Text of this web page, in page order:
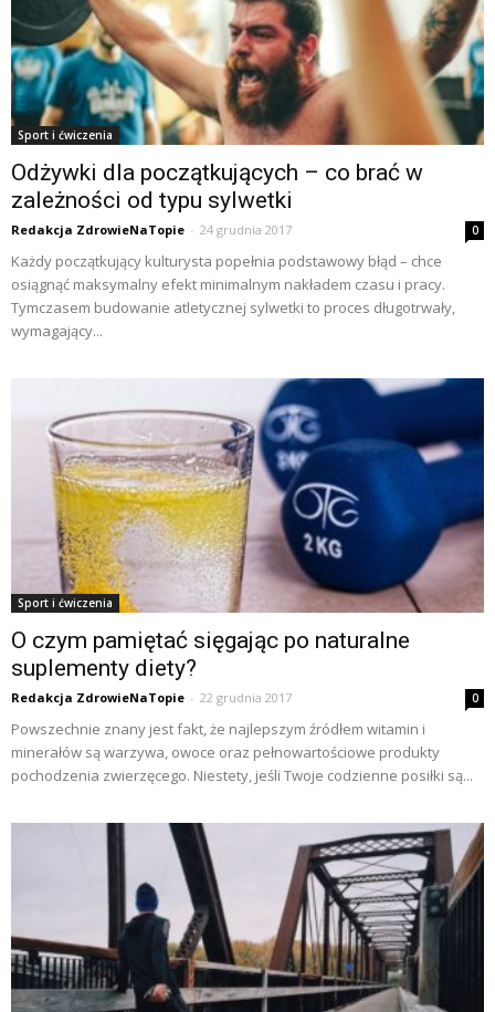
Sport i ćwiczenia
Odżywki dla początkujących – co brać w
zależności od typu sylwetki
Redakcja ZdrowieNaTopie - 24 grudnia 2017 0
Każdy początkujący kulturysta popełnia podstawowy błąd – chce
osiągnąć maksymalny efekt minimalnym nakładem czasu i pracy.
Tymczasem budowanie atletycznej sylwetki to proces długotrwały,
wymagający...
Sport i ćwiczenia
O czym pamiętać sięgając po naturalne
suplementy diety?
Redakcja ZdrowieNaTopie - 22 grudnia 2017 0
Powszechnie znany jest fakt, że najlepszym źródłem witamin i
minerałów są warzywa, owoce oraz pełnowartościowe produkty
pochodzenia zwierzęcego. Niestety, jeśli Twoje codzienne posiłki są...